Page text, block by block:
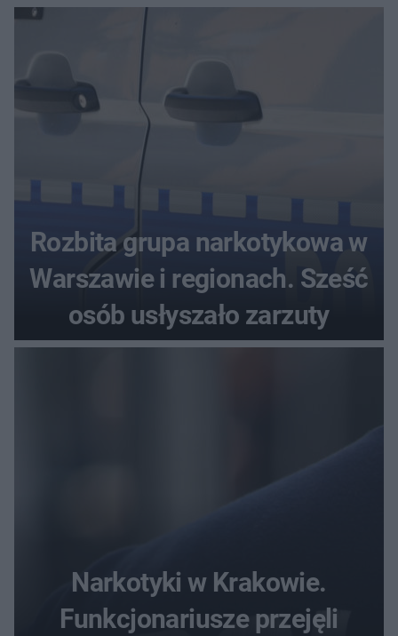
seniora
Rozbita grupa narkotykowa w
Warszawie i regionach. Sześć
osób usłyszało zarzuty
Narkotyki w Krakowie.
Funkcjonariusze przejęli